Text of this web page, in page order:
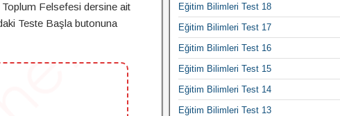
Toplum Felsefesi dersine ait
Teste Başla butonuna
Eğitim Bilimleri Test 18
Eğitim Bilimleri Test 17
Eğitim Bilimleri Test 16
Eğitim Bilimleri Test 15
Eğitim Bilimleri Test 14
Eğitim Bilimleri Test 13